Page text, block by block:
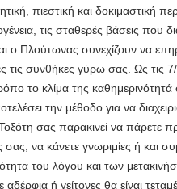
πιεστική και δοκιμαστική
τις σταθερές βάσεις που
ο Πλούτωνας συνεχίζουν να
τις συνθήκες γύρω σας. Ως τις
το κλίμα της καθημερινότητά
την μέθοδο για να
σας παρακινεί να πάρετε
σας, να κάνετε γνωριμίες ή και
του λόγου και των
ή γείτονες θα είναι